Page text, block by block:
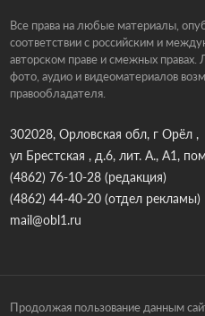
Все права на любые материалы,
соответствии с российским и
авторском праве и смежных правах.
фото, аудио и видеоматериалов
правообладателя.
302028, Орловская обл, г Орёл ,
ул Брестская , д.6, лит. А., А1,
(4862) 76-10-28(редакция)
(4862) 44-40-20(отдел рекламы)
mail@obl1.ru
Продолжая пользование данным